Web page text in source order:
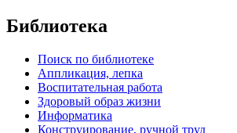
Библиотека
Поиск по библиотеке
Аппликация, лепка
Воспитательная работа
Здоровый образ жизни
Информатика
Конструирование, ручной труд